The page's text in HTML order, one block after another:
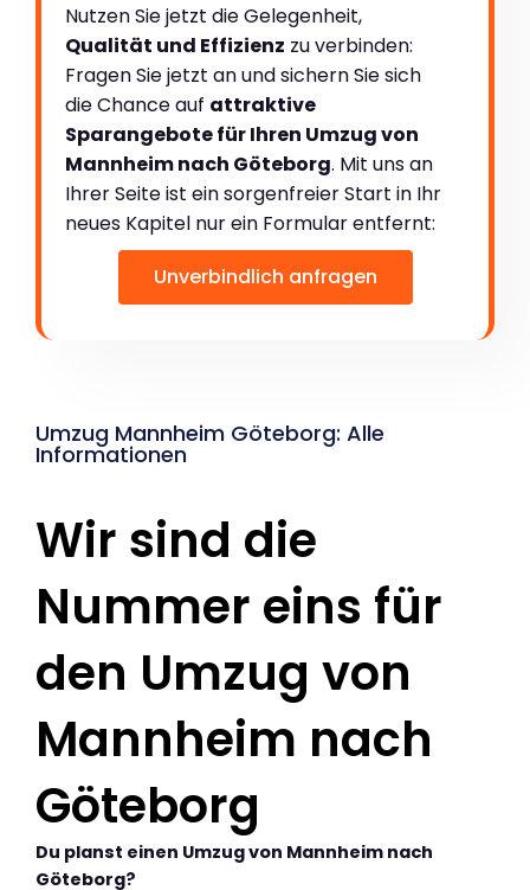
Nutzen Sie jetzt die Gelegenheit,
Qualität und Effizienz zu verbinden:
Fragen Sie jetzt an und sichern Sie sich
die Chance auf attraktive
Sparangebote für Ihren Umzug von
Mannheim nach Göteborg. Mit uns an
Ihrer Seite ist ein sorgenfreier Start in Ihr
neues Kapitel nur ein Formular entfernt:
Unverbindlich anfragen
Umzug Mannheim Göteborg: Alle
Informationen
Wir sind die
Nummer eins für
den Umzug von
Mannheim nach
Göteborg
Du planst einen Umzug von Mannheim nach
Göteborg?